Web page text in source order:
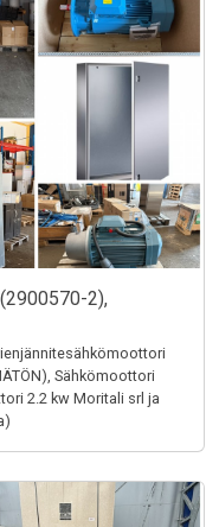
2),
Sähkömoottori
2.2 kw Moritali srl ja